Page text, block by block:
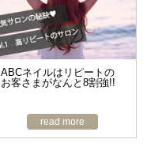
ABCネイルはリピートの
お客さまがなんと8割強!!
read more